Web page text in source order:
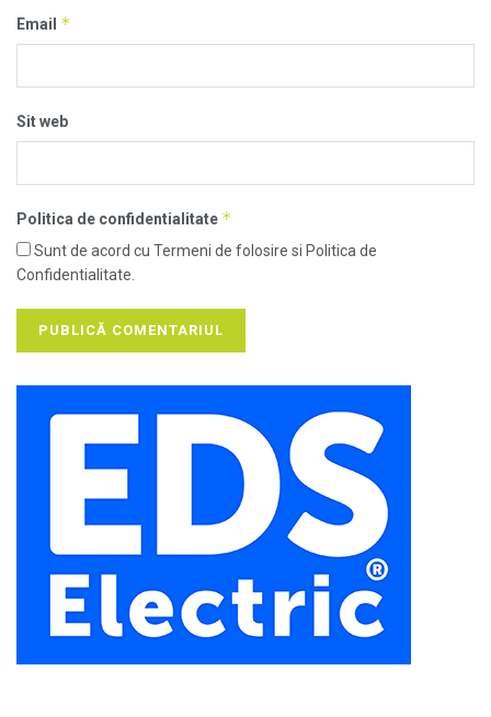
Email *
Sit web
Politica de confidentialitate *
Sunt de acord cu Termeni de folosire si Politica de
Confidentialitate.